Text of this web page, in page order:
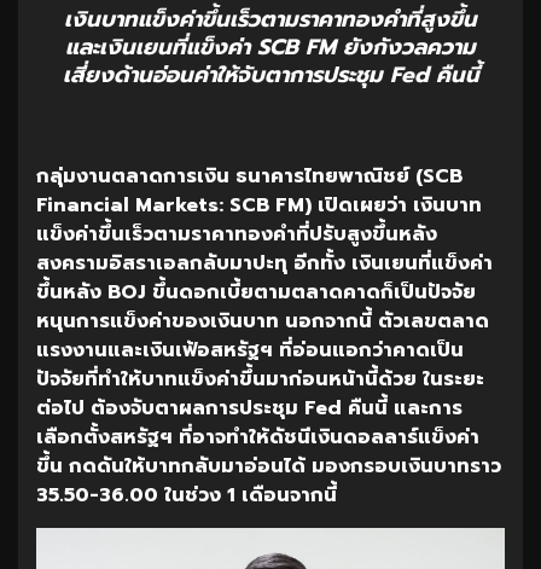
เงินบาทแข็งค่าขึ้นเร็วตามราคาทองคำที่สูงขึ้น
และเงินเยนที่แข็งค่า SCB FM ยังกังวลความ
เสี่ยงด้านอ่อนค่าให้จับตาการประชุม Fed คืนนี้
กลุ่มงานตลาดการเงิน ธนาคารไทยพาณิชย์(SCB
Financial Markets: SCB FM) เปิดเผยว่า เงินบาท
แข็งค่าขึ้นเร็วตามราคาทองคำที่ปรับสูงขึ้นหลัง
สงครามอิสราเอลกลับมาปะทุ อีกทั้ง เงินเยนที่แข็งค่า
ขึ้นหลัง BOJ ขึ้นดอกเบี้ยตามตลาดคาดก็เป็นปัจจัย
หนุนการแข็งค่าของเงินบาท นอกจากนี้ ตัวเลขตลาด
แรงงานและเงินเฟ้อสหรัฐฯ ที่อ่อนแอกว่าคาดเป็น
ปัจจัยที่ทำให้บาทแข็งค่าขึ้นมาก่อนหน้านี้ด้วย ในระยะ
ต่อไป ต้องจับตาผลการประชุม Fed คืนนี้ และการ
เลือกตั้งสหรัฐฯ ที่อาจทำให้ดัชนีเงินดอลลาร์แข็งค่า
ขึ้น กดดันให้บาทกลับมาอ่อนได้ มองกรอบเงินบาทราว
35.50-36.00 ในช่วง 1 เดือนจากนี้